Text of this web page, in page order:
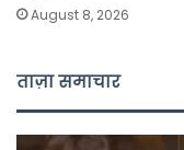
August 8, 2026
ताज़ा समाचार